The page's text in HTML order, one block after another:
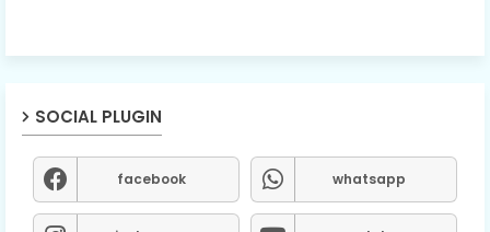
SOCIAL PLUGIN
facebook whatsapp